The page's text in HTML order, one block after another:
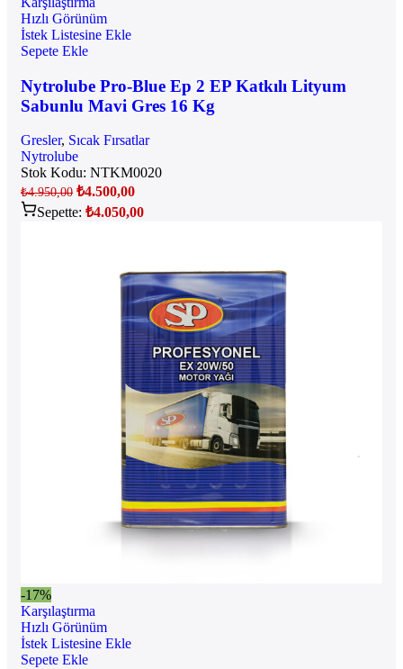
Hızlı Görünüm
İstek Listesine Ekle
Sepete Ekle
Nytrolube Pro-Blue Ep 2 EP Katkılı Lityum
Sabunlu Mavi Gres 16 Kg
Gresler, Sıcak Fırsatlar
Nytrolube
Stok Kodu: NTKM0020
₺4.950,00 ₺4.500,00
Sepette: ₺4.050,00
-17%
Karşılaştırma
Hızlı Görünüm
İstek Listesine Ekle
Sepete Ekle